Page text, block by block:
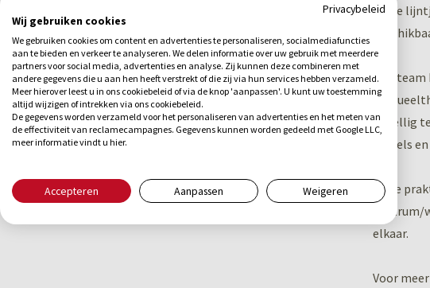
korte
Ons
gezellig
borrels
Onze
elkaar.
Voor
Privacybeleid
Wij gebruiken cookies
We gebruiken cookies om content en advertenties te personaliseren, socialmediafuncties
aan te bieden en verkeer te analyseren. We delen informatie over uw gebruik met meerdere
partners voor social media, advertenties en analyse. Zij kunnen deze combineren met
andere gegevens die u aan hen heeft verstrekt of die zij via hun services hebben verzameld.
Meer hierover leest u in ons cookiebeleid of via de knop 'aanpassen'. U kunt uw toestemming
altijd wijzigen of intrekken via ons cookiebeleid.
De gegevens worden verzameld voor het personaliseren van advertenties en het meten van
de effectiviteit van reclamecampagnes. Gegevens kunnen worden gedeeld met Google LLC,
meer informatie vindt u hier.
Accepteren Aanpassen Weigeren